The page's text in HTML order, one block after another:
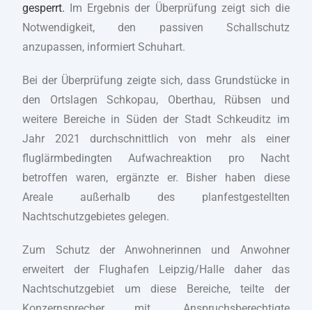
gesperrt. Im Ergebnis der Überprüfung zeigt sich die
Notwendigkeit, den passiven Schallschutz
anzupassen, informiert Schuhart.
Bei der Überprüfung zeigte sich, dass Grundstücke in
den Ortslagen Schkopau, Oberthau, Rübsen und
weitere Bereiche in Süden der Stadt Schkeuditz im
Jahr 2021 durchschnittlich von mehr als einer
fluglärmbedingten Aufwachreaktion pro Nacht
betroffen waren, ergänzte er. Bisher haben diese
Areale außerhalb des planfestgestellten
Nachtschutzgebietes gelegen.
Zum Schutz der Anwohnerinnen und Anwohner
erweitert der Flughafen Leipzig/Halle daher das
Nachtschutzgebiet um diese Bereiche, teilte der